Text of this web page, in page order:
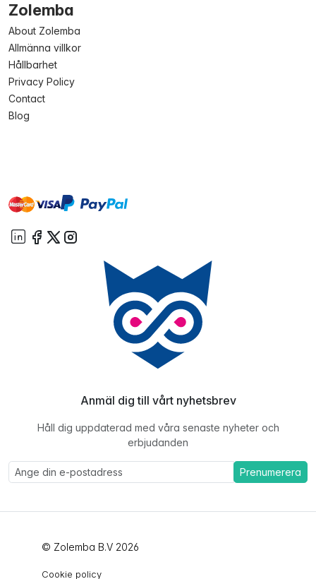
Zolemba
About Zolemba
Allmänna villkor
Hållbarhet
Privacy Policy
Contact
Blog
mastervisa paypal
Anmäl dig till vårt nyhetsbrev
Håll dig uppdaterad med våra senaste nyheter och
erbjudanden
Prenumerera
© Zolemba B.V 2026
Cookie policy